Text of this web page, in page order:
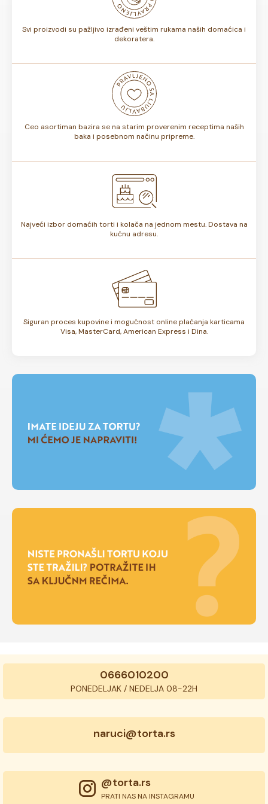
Svi proizvodi su pažljivo izrađeni veštim rukama naših domaćica i
dekoratera.
Ceo asortiman bazira se na starim proverenim receptima naših
baka i posebnom načinu pripreme.
Najveći izbor domaćih torti i kolača na jednom mestu. Dostava na
kućnu adresu.
Siguran proces kupovine i mogućnost online plaćanja karticama
Visa, MasterCard, American Express i Dina.
0666010200
PONEDELJAK / NEDELJA 08-22H
naruci@torta.rs
@torta.rs
PRATI NAS NA INSTAGRAMU